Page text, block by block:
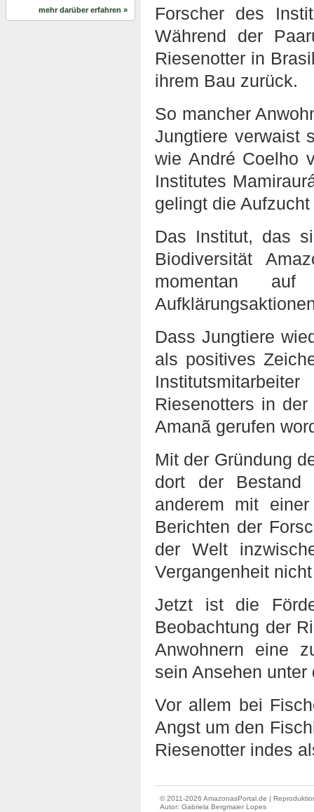
Forscher des
Während der
Riesenotter in
ihrem Bau zurück.
So mancher
Jungtiere verwaist
wie André Coelho
Institutes
gelingt die
Das Institut, das
Biodiversität
momentan auf
Dass Jungtiere
als positives
Riesenotters in
Amanã gerufen
Mit der Gründung
dort der Bestand
anderem mit
Berichten der
der Welt
Vergangenheit
Jetzt ist die
Beobachtung der
Anwohnern eine
sein Ansehen
Vor allem bei
Angst um den
Riesenotter indes
© 2011-2026 AmazonasPortal.de |
Autor: Gabriela Bergmaier Lopes
mehr darüber erfahren »